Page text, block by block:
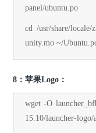
panel/ubuntu.po
cd /usr/share/
unity.mo ~/
8：苹果Logo：
wget -O
15.10/launcher-